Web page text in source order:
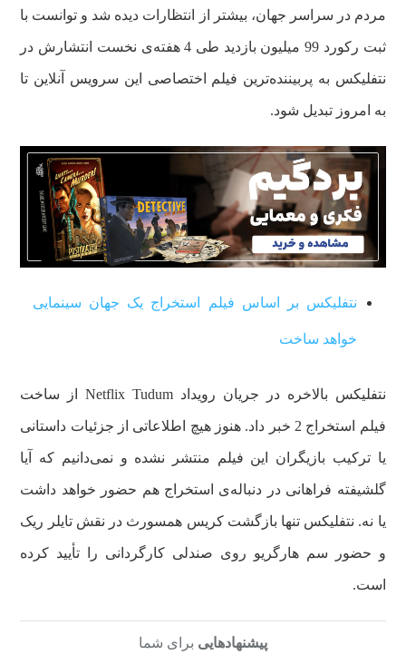
مردم در سراسر جهان، بیشتر از انتظارات دیده شد و توانست با
ثبت رکورد 99 میلیون بازدید طی 4 هفته‌ی نخست انتشارش در
نتفلیکس به پربیننده‌ترین فیلم اختصاصی این سرویس آنلاین تا
به امروز تبدیل شود.
نتفلیکس بر اساس فیلم استخراج یک جهان سینمایی
خواهد ساخت
نتفلیکس بالاخره در جریان رویداد Netflix Tudum از ساخت
فیلم استخراج 2 خبر داد. هنوز هیچ اطلاعاتی از جزئیات داستانی
یا ترکیب بازیگران این فیلم منتشر نشده و نمی‌دانیم که آیا
گلشیفته فراهانی در دنباله‌ی استخراج هم حضور خواهد داشت
یا نه. نتفلیکس تنها بازگشت کریس همسورث در نقش تایلر ریک
و حضور سم هارگریو روی صندلی کارگردانی را تأیید کرده
است.
پیشنهادهایی برای شما